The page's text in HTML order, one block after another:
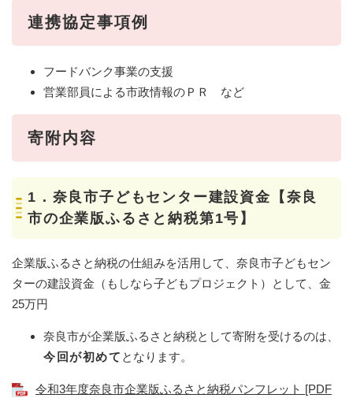
連携協定事項例
フードバンク事業の支援
営業部員による市政情報のＰＲ など
寄附内容
1．奈良市子どもセンター建設資金【奈良
市の企業版ふるさと納税第1号】
企業版ふるさと納税の仕組みを活用して、奈良市子どもセン
ターの建設資金（もしなら子どもプロジェクト）として、金
25万円
奈良市が企業版ふるさと納税として寄附を受けるのは、
今回が初めて となります。
令和3年度奈良市企業版ふるさと納税パンフレット [PDF